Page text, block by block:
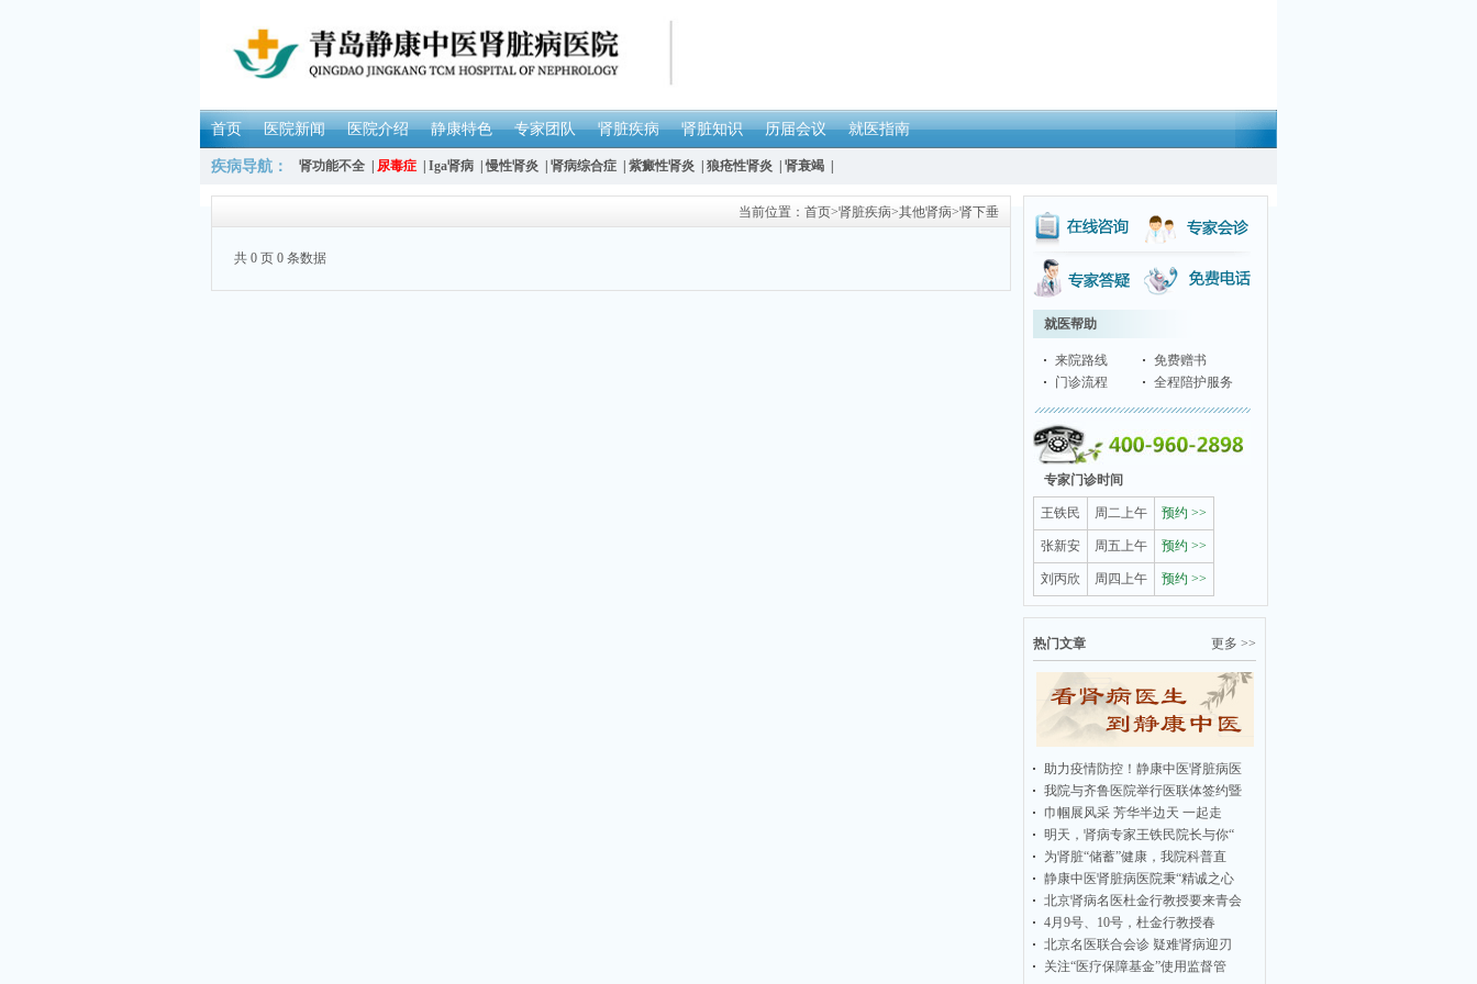
首页 医院新闻 医院介绍 静康特色 专家团队 肾脏疾病 肾脏知识 历届会议 就医指南
疾病导航： 肾功能不全 尿毒症 Iga肾病 |慢性肾炎 肾病综合症 紫癜性肾炎 狼疮性肾炎 肾衰竭
当前位置： 首页>肾脏疾病>其他肾病>肾下垂
共 0 页 0 条数据
就医帮助
来院路线
免费赠书
门诊流程
全程陪护服务
专家门诊时间
王铁民 周二上午 预约 >>
张新安 周五上午 预约 >>
刘丙欣 周四上午 预约 >>
热门文章 更多 >>
助力疫情防控！静康中医肾脏病医
我院与齐鲁医院举行医联体签约暨
巾帼展风采 芳华半边天 一起走
明天，肾病专家王铁民院长与你“
为肾脏“储蓄”健康，我院科普直
静康中医肾脏病医院秉“精诚之心
北京肾病名医杜金行教授要来青会
4月9号、10号，杜金行教授春
北京名医联合会诊 疑难肾病迎刃
关注“医疗保障基金”使用监督管